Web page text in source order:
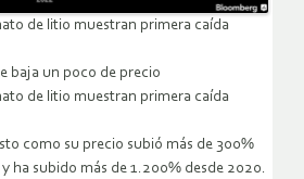
de litio muestran primera caída
baja un poco de precio
de litio muestran primera caída
como su precio subió más de 300%
ha subido más de 1.200% desde 2020.